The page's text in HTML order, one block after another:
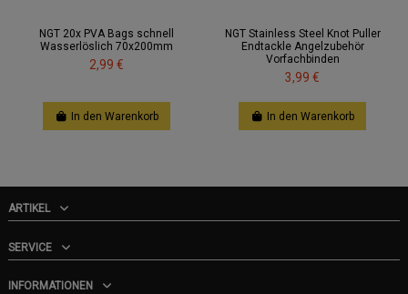
NGT 20x PVA Bags schnell
Wasserlöslich 70x200mm
2,99 €
In den Warenkorb
NGT Stainless Steel Knot Puller
Endtackle Angelzubehör
Vorfachbinden
3,99 €
In den Warenkorb
ARTIKEL
SERVICE
INFORMATIONEN